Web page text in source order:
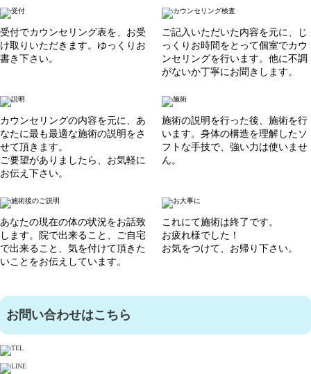
受付でカウンセリング表を、お受
け取りいただきます。ゆっくりお
書き下さい。
ご記入いただいた内容を元に、じ
っくりお時間をとって個室でカウ
ンセリングを行います。他に不調
がないか丁寧にお聞きします。
カウンセリングの内容を元に、あ
なたに最も最適な施術の説明をさ
せて頂きます。
ご要望がありましたら、お気軽に
お伝え下さい。
施術の説明を行った後、施術を行
います。身体の構造を理解したソ
フトな手技で、強い力は使いませ
ん。
あなたの現在の体の状況をお話致
します。院で出来ること、ご自宅
で出来ること、気を付けて頂きた
いことをお伝えしています。
これにて施術は終了です。
お疲れ様でした！
お気をつけて、お帰り下さい。
お問い合わせはこちら